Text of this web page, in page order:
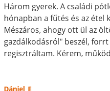
Három gyerek. A családi
hónapban a fűtés és az étel
Mészáros, ahogy ott ül az
gazdálkodásról" beszél,
regisztráltam. Kérem,
Dániel_E